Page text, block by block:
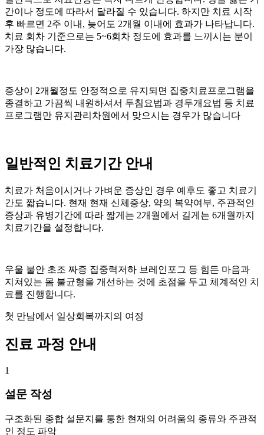
간이나 정도에 따라서 달라질 수 있습니다. 하지만 치료 시작
후 빠르면 2주 이내, 늦어도 2개월 이내에 효과가 나타납니다.
치료 회차 기준으로는 5~6회차 정도에 효과를 느끼시는 분이
가장 많습니다.
증상이 2개월정도 안정적으로 유지되면 집중치료프로그램을
종결하고 가끔씩 내원하셔서 두침요법과 경두개요법 등 치료
프로그램만 유지관리차원에서 맞으시는 경우가 많습니다
일반적인 치료기간 안내
치료가 처음이시거나 가벼운 증상인 경우 예후도 좋고 치료기
간도 짧습니다. 현재 현재 신체증상, 약의 복약여부, 주관적인
증상과 유병기간에 따라 짧게는 2개월에서 길게는 6개월까지
치료기간을 설정합니다.
우울 불안 초조 짜증 집중력저하 브레인포그 등 힘든 마음과
지쳐있는 몸 불균형을 개선하는 것에 초점을 두고 체계적인 치
료를 진행합니다.
첫 만남에서 일상회복까지의 여정
진료 과정 안내
1
설문 작성
구조화된 종합 설문지를 통한 현재의 어려움의 종류와 주관적
인 정도 파악